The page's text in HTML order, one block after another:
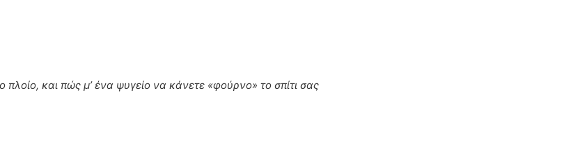
και πώς μ’ ένα ψυγείο να κάνετε «φούρνο» το σπίτι σας